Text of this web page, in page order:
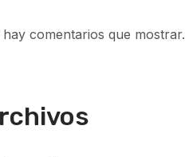
hay comentarios que mostrar.